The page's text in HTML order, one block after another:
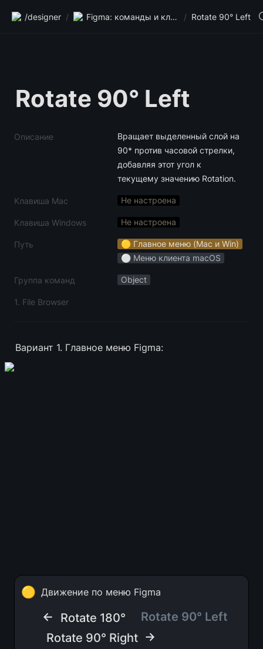
/designer / Figma: команды и клавиши / Rotate 90° Left
Rotate 90° Left
Описание
Вращает выделенный слой на
90* против часовой стрелки,
добавляя этот угол к
текущему значению Rotation.
Клавиша Mac Не настроена
Клавиша Windows Не настроена
Путь
🟡 Главное меню (Mac и Win)
⚪️ Меню клиента macOS
Группа команд Object
1. File Browser
Вариант 1. Главное меню Figma:
🟡 Движение по меню Figma
← Rotate 180°
Rotate 90° Left
Rotate 90° Right →